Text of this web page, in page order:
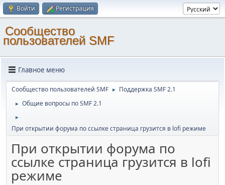
Войти Регистрация
Cообщество
пользователей SMF
Главное меню
Cообщество пользователей SMF ► Поддержка SMF 2.1
► Общие вопросы по SMF 2.1
►
При открытии форума по ссылке страница грузится в lofi режиме
При открытии форума по
ссылке страница грузится в lofi
режиме